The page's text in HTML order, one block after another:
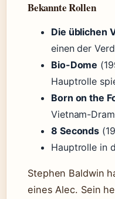
Bekannte Rollen
Die üblichen
einen der
Bio-Dome
Hauptrolle
Born on the
Vietnam-
8 Seconds
Hauptrolle in
Stephen Baldwin
eines Alec. Sein